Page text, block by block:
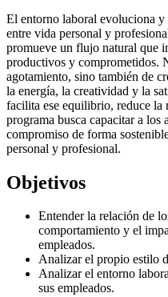
El entorno laboral evoluciona
entre vida personal y
promueve un flujo natural que
productivos y comprometidos.
agotamiento, sino también de
la energía, la creatividad y la
facilita ese equilibrio, reduce
programa busca capacitar a los
compromiso de forma
personal y profesional.
Objetivos
Entender la relación de
comportamiento y el
empleados.
Analizar el propio estilo
Analizar el entorno
sus empleados.